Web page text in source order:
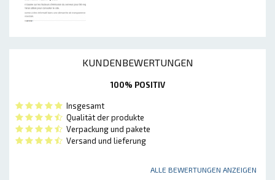
KUNDENBEWERTUNGEN
100% POSITIV
Insgesamt
Qualität der produkte
Verpackung und pakete
Versand und lieferung
ALLE BEWERTUNGEN ANZEIGEN